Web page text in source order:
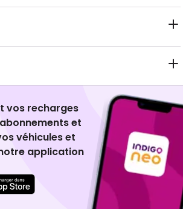
vos recharges
et
véhicules et
application